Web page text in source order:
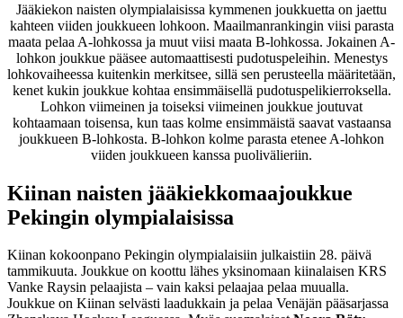
Jääkiekon naisten olympialaisissa kymmenen joukkuetta on jaettu
kahteen viiden joukkueen lohkoon. Maailmanrankingin viisi parasta
maata pelaa A-lohkossa ja muut viisi maata B-lohkossa. Jokainen A-
lohkon joukkue pääsee automaattisesti pudotuspeleihin. Menestys
lohkovaiheessa kuitenkin merkitsee, sillä sen perusteella määritetään,
kenet kukin joukkue kohtaa ensimmäisellä pudotuspelikierroksella.
Lohkon viimeinen ja toiseksi viimeinen joukkue joutuvat
kohtaamaan toisensa, kun taas kolme ensimmäistä saavat vastaansa
joukkueen B-lohkosta. B-lohkon kolme parasta etenee A-lohkon
viiden joukkueen kanssa puolivälieriin.
Kiinan naisten jääkiekkomaajoukkue
Pekingin olympialaisissa
Kiinan kokoonpano Pekingin olympialaisiin julkaistiin 28. päivä
tammikuuta. Joukkue on koottu lähes yksinomaan kiinalaisen KRS
Vanke Raysin pelaajista – vain kaksi pelaajaa pelaa muualla.
Joukkue on Kiinan selvästi laadukkain ja pelaa Venäjän pääsarjassa